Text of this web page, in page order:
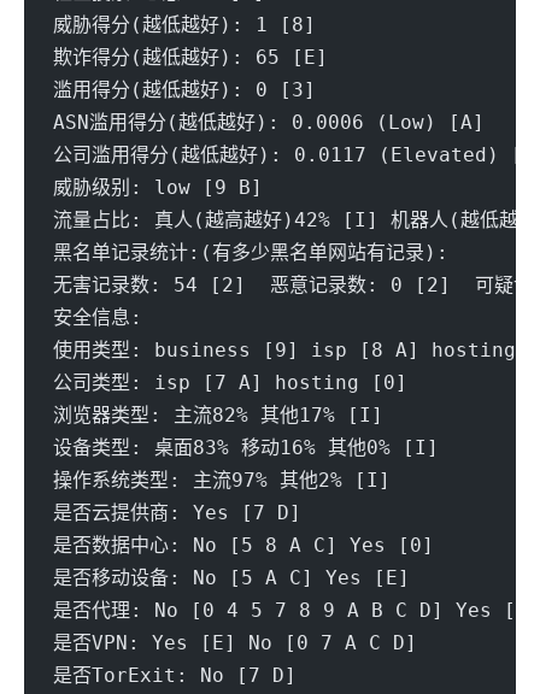
威胁得分(越低越好): 1 [8]
欺诈得分(越低越好): 65 [E]
滥用得分(越低越好): 0 [3]
ASN滥用得分(越低越好): 0.0006 (Low) [A]
公司滥用得分(越低越好): 0.0117 (Elevated)
威胁级别: low [9 B]
流量占比: 真人(越高越好)42% [I] 机器人(越低越
黑名单记录统计:(有多少黑名单网站有记录):
无害记录数: 54 [2]  恶意记录数: 0 [2]  可
安全信息:
使用类型: business [9] isp [8 A] hosting
公司类型: isp [7 A] hosting [0]
浏览器类型: 主流82% 其他17% [I]
设备类型: 桌面83% 移动16% 其他0% [I]
操作系统类型: 主流97% 其他2% [I]
是否云提供商: Yes [7 D]
是否数据中心: No [5 8 A C] Yes [0]
是否移动设备: No [5 A C] Yes [E]
是否代理: No [0 4 5 7 8 9 A B C D] Yes [E]
是否VPN: Yes [E] No [0 7 A C D]
是否TorExit: No [7 D]